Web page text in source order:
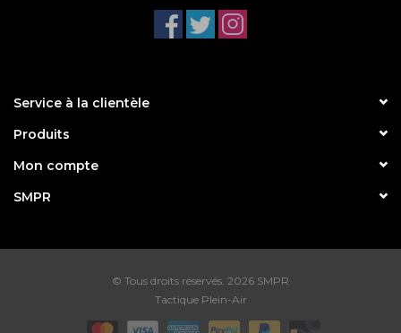
Service à la clientèle
Produits
Mon compte
SMPR
© Tous droits réservés. 2026 SMPR
Tactique Plein-Air